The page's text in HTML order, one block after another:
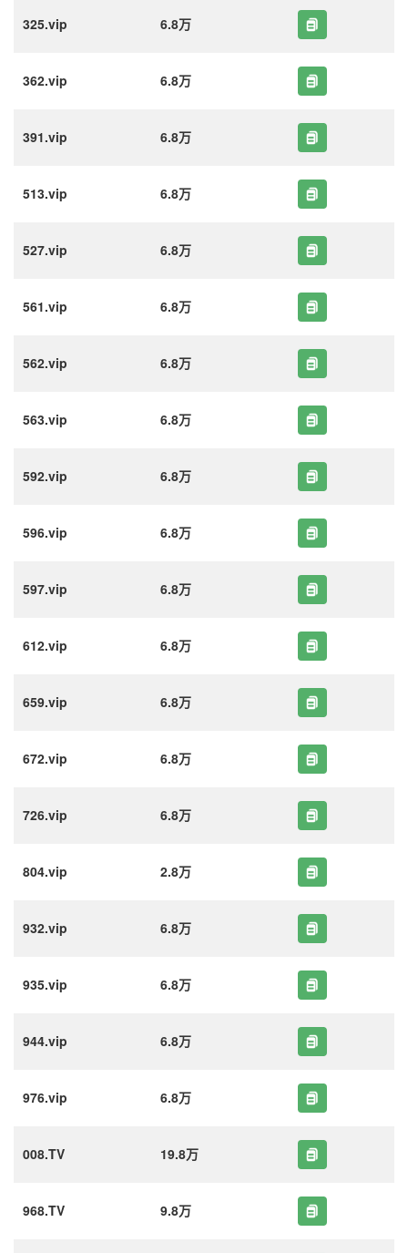
325.vip 6.8万
362.vip 6.8万
391.vip 6.8万
513.vip 6.8万
527.vip 6.8万
561.vip 6.8万
562.vip 6.8万
563.vip 6.8万
592.vip 6.8万
596.vip 6.8万
597.vip 6.8万
612.vip 6.8万
659.vip 6.8万
672.vip 6.8万
726.vip 6.8万
804.vip 2.8万
932.vip 6.8万
935.vip 6.8万
944.vip 6.8万
976.vip 6.8万
008.TV 19.8万
968.TV 9.8万